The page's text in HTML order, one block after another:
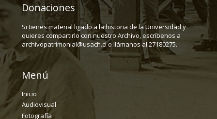
Donaciones
Si tienes material ligado a la historia de la Universidad y
quieres compartirlo con nuestro Archivo, escríbenos a
archivopatrimonial@usach.cl o llámanos al 27180275.
Menú
Inicio
Audiovisual
Fotografía